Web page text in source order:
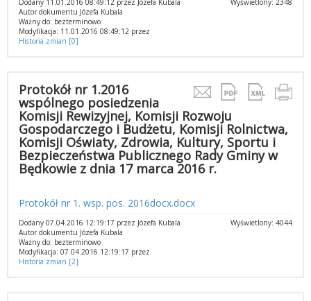
Wyświetlony: 2348
Dodany 11.01.2016 08:49:12 przez Józefa Kubala
Autor dokumentu Józefa Kubala
Ważny do: bezterminowo
Modyfikacja: 11.01.2016 08:49:12 przez
Historia zmian [0]
Protokół nr 1.2016
wspólnego posiedzenia
Komisji Rewizyjnej, Komisji Rozwoju
Gospodarczego i Budżetu, Komisji Rolnictwa,
Komisji Oświaty, Zdrowia, Kultury, Sportu i
Bezpieczeństwa Publicznego Rady Gminy w
Będkowie z dnia 17 marca 2016 r.
Protokół nr 1. wsp. pos. 2016docx.docx
Wyświetlony: 4044
Dodany 07.04.2016 12:19:17 przez Józefa Kubala
Autor dokumentu Józefa Kubala
Ważny do: bezterminowo
Modyfikacja: 07.04.2016 12:19:17 przez
Historia zmian [2]